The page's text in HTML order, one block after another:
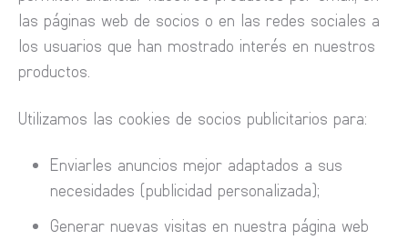
las páginas web de socios o en las redes sociales a
los usuarios que han mostrado interés en nuestros
productos.
Utilizamos las cookies de socios publicitarios para:
Enviarles anuncios mejor adaptados a sus
necesidades (publicidad personalizada);
Generar nuevas visitas en nuestra página web